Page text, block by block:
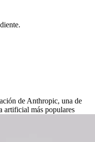
de Anthropic, una de
artificial más populares